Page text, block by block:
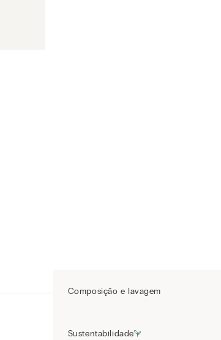
Composição e lavagem
Sustentabilidade